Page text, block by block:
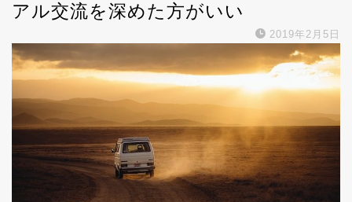
アル交流を深めた方がいい
2019年2月5日